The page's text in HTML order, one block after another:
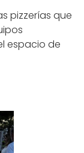
pizzerías que
espacio de